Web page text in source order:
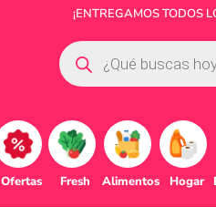
¡ENTREGAMOS TODOS
Ofertas Fresh Alimentos Hogar